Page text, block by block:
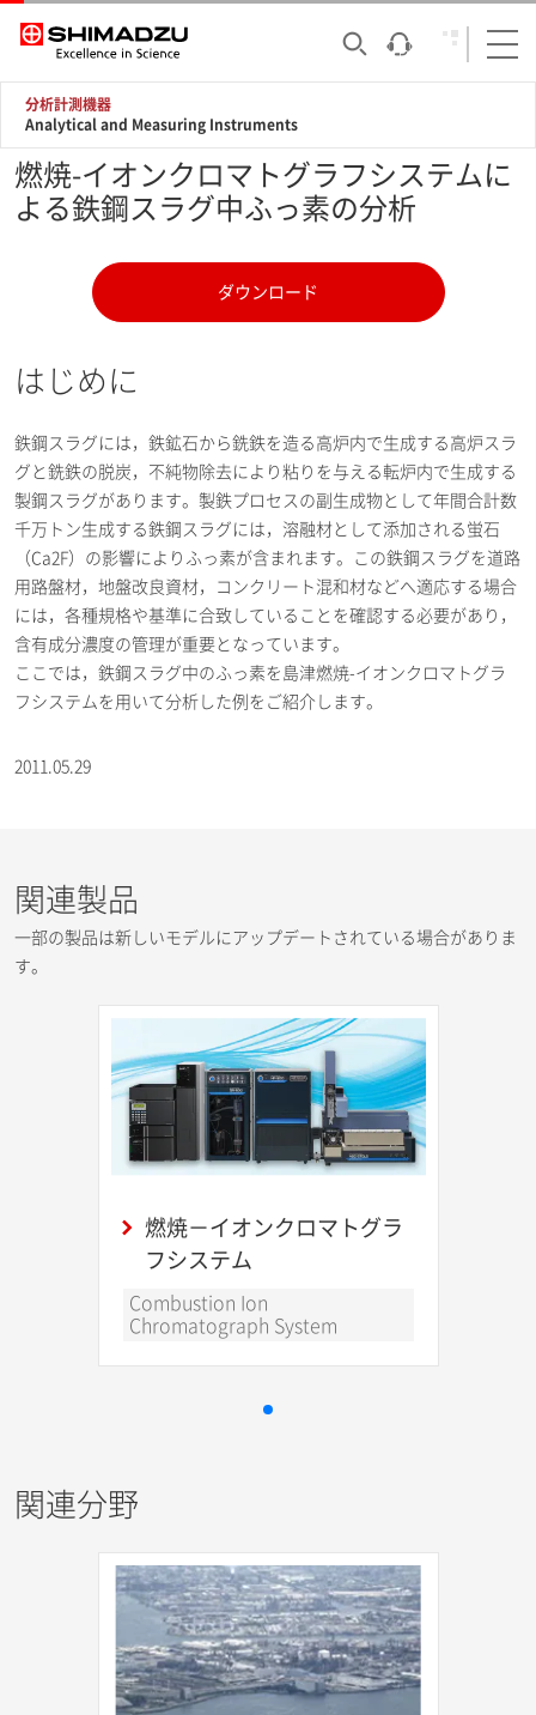
分析計測機器
Analytical and Measuring Instruments
燃焼-イオンクロマトグラフシステムに
よる鉄鋼スラグ中ふっ素の分析
ダウンロード
はじめに
鉄鋼スラグには，鉄鉱石から銑鉄を造る高炉内で生成する高炉スラ
グと銑鉄の脱炭，不純物除去により粘りを与える転炉内で生成する
製鋼スラグがあります。製鉄プロセスの副生成物として年間合計数
千万トン生成する鉄鋼スラグには，溶融材として添加される蛍石
（Ca2F）の影響によりふっ素が含まれます。この鉄鋼スラグを道路
用路盤材，地盤改良資材，コンクリート混和材などへ適応する場合
には，各種規格や基準に合致していることを確認する必要があり，
含有成分濃度の管理が重要となっています。
ここでは，鉄鋼スラグ中のふっ素を島津燃焼-イオンクロマトグラ
フシステムを用いて分析した例をご紹介します。
2011.05.29
関連製品
一部の製品は新しいモデルにアップデートされている場合がありま
す。
燃焼－イオンクロマトグラ
フシステム
Combustion Ion
Chromatograph System
関連分野